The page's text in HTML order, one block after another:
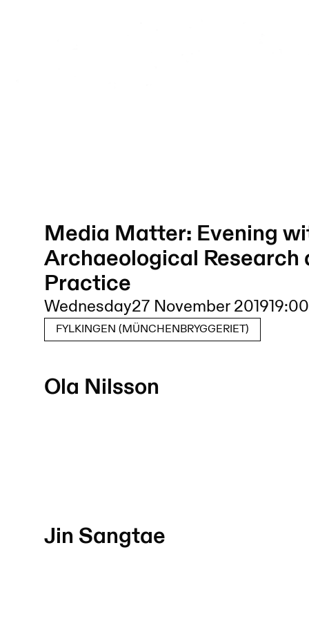
Media Matter: Evening
Archaeological
Practice
Wednesday27 November 201919:00
FYLKINGEN (MÜNCHENBRYGGERIET)
Ola Nilsson
Jin Sangtae